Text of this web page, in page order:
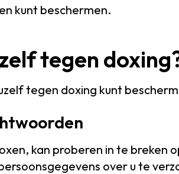
kunt beschermen.
tegen
tegen doxing kunt
kan proberen in te breken
over u te